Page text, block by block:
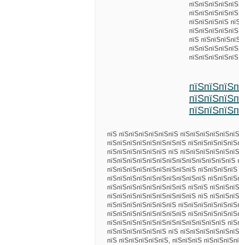
пїЅпїЅпїЅпїЅ
пїЅ
пїЅпїЅпїЅпїЅпїЅ
пїЅ пїЅпїЅпїЅпїЅпїЅпїЅ
пїЅпїЅпїЅпїЅпїЅпїЅпїЅпїЅ
пїЅпїЅпїЅпїЅпїЅпїЅ пїЅ
пїЅпїЅпїЅпїЅпїЅпїЅпїЅпїЅпїЅ
пїЅпїЅпїЅпїЅпїЅпїЅпїЅпїЅпїЅпїЅ
пїЅпїЅпїЅпїЅпїЅпїЅпїЅпїЅ пїЅпїЅ
пїЅпїЅпїЅпїЅпїЅпїЅпїЅпїЅпїЅ пїЅ
пїЅпїЅпїЅпїЅпїЅпїЅпїЅ
пїЅпїЅпїЅпїЅпїЅпїЅпїЅпїЅ
пїЅпїЅпїЅпїЅпїЅпїЅпїЅпїЅпїЅпїЅпїЅпїЅ
пїЅпїЅпїЅпїЅпїЅпїЅ пїЅ
пїЅ пїЅпїЅпїЅпїЅпїЅ, пїЅпїЅпїЅ